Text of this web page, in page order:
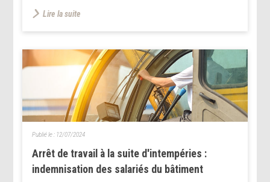
Lire la suite
Arrêt de travail à la suite d'intempéries :
indemnisation des salariés du bâtiment
Publié le : 12/07/2024